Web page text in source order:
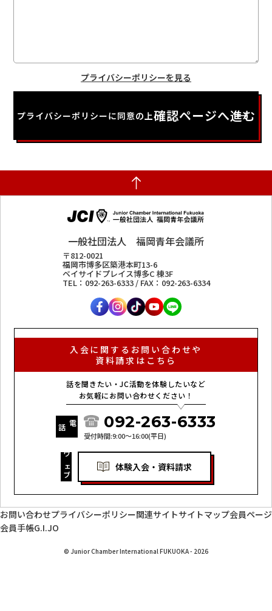
プライバシーポリシーを見る
プライバシーポリシーに同意の上確認ページへ進む
一般社団法人 福岡青年会議所
〒812-0021
福岡市博多区築港本町13-6
ベイサイドプレイス博多C 棟3F
TEL： 092-263-6333/ FAX： 092-263-6334
入会に関するお問い合わせや
資料請求はこちら
話を聞きたい・JC活動を体験したいなど
お気軽にお問い合わせください！
電
話 092-263-6333
受付時間:9:00～16:00(平日)
ウェブ 体験入会・資料請求
お問い合わせプライバシーポリシー関連サイトサイトマップ会員ページ
会員手帳G.I.JO
© Junior Chamber International FUKUOKA - 2026